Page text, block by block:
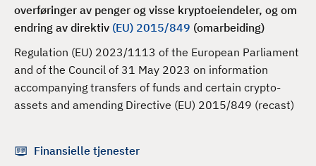
overføringer av penger og visse kryptoeiendeler, og om
endring av direktiv (EU) 2015/849 (omarbeiding)
Regulation (EU) 2023/1113 of the European Parliament
and of the Council of 31 May 2023 on information
accompanying transfers of funds and certain crypto-
assets and amending Directive (EU) 2015/849 (recast)
Finansielle tjenester